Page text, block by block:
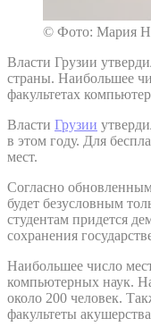
© Фото: Мария
Власти Грузии
страны. Наибольшее
факультетах
Власти Грузии
в этом году. Для
мест.
Согласно
будет безусловным
студентам придется
сохранения
Наибольшее число
компьютерных наук.
около 200 человек.
факультеты